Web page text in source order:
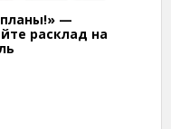
планы!» —
расклад на